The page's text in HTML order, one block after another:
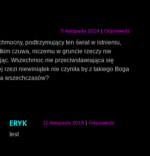
5 listopada 2018 Odpowiedz
podtrzymujący ten świat w istnieniu,
czuwa, niczemu w gruncie rzeczy nie
Wszechmoc nie przeciwstawiająca się
rzezi niewiniątek nie czyniła by z takiego Boga
wszechczasów?
ERYK 11 listopada 2018 Odpowiedz
test